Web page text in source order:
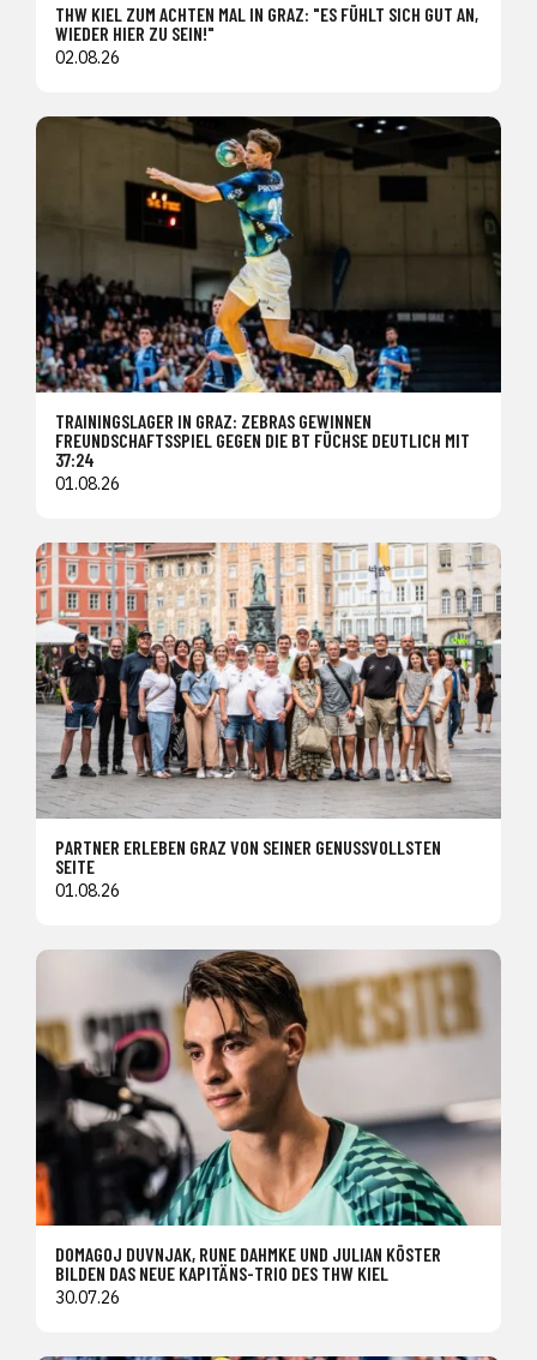
THW KIEL ZUM ACHTEN MAL IN GRAZ: "ES FÜHLT SICH GUT AN,
WIEDER HIER ZU SEIN!"
02.08.26
TRAININGSLAGER IN GRAZ: ZEBRAS GEWINNEN
FREUNDSCHAFTSSPIEL GEGEN DIE BT FÜCHSE DEUTLICH MIT
37:24
01.08.26
PARTNER ERLEBEN GRAZ VON SEINER GENUSSVOLLSTEN
SEITE
01.08.26
DOMAGOJ DUVNJAK, RUNE DAHMKE UND JULIAN KÖSTER
BILDEN DAS NEUE KAPITÄNS-TRIO DES THW KIEL
30.07.26